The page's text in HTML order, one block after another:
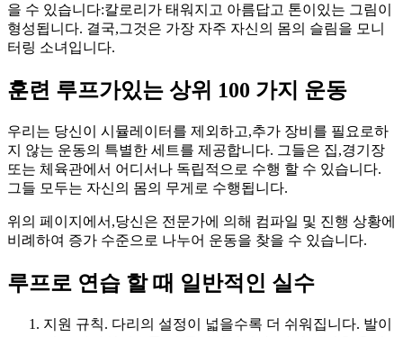
을 수 있습니다:칼로리가 태워지고 아름답고 톤이있는 그림이
형성됩니다. 결국,그것은 가장 자주 자신의 몸의 슬림을 모니
터링 소녀입니다.
훈련 루프가있는 상위 100 가지 운동
우리는 당신이 시뮬레이터를 제외하고,추가 장비를 필요로하
지 않는 운동의 특별한 세트를 제공합니다. 그들은 집,경기장
또는 체육관에서 어디서나 독립적으로 수행 할 수 있습니다.
그들 모두는 자신의 몸의 무게로 수행됩니다.
위의 페이지에서,당신은 전문가에 의해 컴파일 및 진행 상황에
비례하여 증가 수준으로 나누어 운동을 찾을 수 있습니다.
루프로 연습 할 때 일반적인 실수
지원 규칙. 다리의 설정이 넓을수록 더 쉬워집니다. 발이